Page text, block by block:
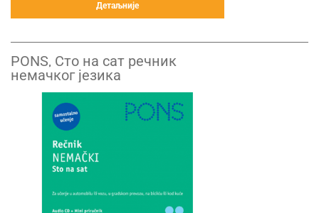
Детаљније
PONS, Сто на сат речник
немачког језика